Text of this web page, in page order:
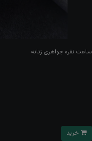
ساعت نقره جواهری زنانه
خرید